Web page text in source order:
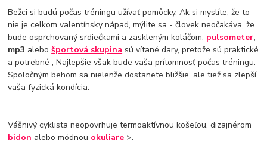
Bežci si budú počas tréningu užívať pomôcky. Ak si myslíte, že to
nie je celkom valentínsky nápad, mýlite sa - človek neočakáva, že
bude osprchovaný srdiečkami a zaskleným koláčom. pulsometer,
mp3 alebošportová skupina sú vítané dary, pretože sú praktické
a potrebné , Najlepšie však bude vaša prítomnosť počas tréningu.
Spoločným behom sa nielenže dostanete bližšie, ale tiež sa zlepší
vaša fyzická kondícia.
Vášnivý cyklista neopovrhuje termoaktívnou košeľou, dizajnérom
bidon alebo módnou okuliare >.